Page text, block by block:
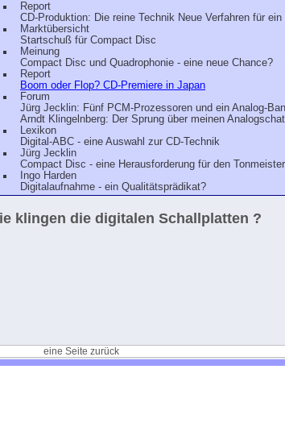
Report
CD-Produktion: Die reine Technik Neue Verfahren für
Marktübersicht
Startschuß für Compact Disc
Meinung
Compact Disc und Quadrophonie - eine neue Chance?
Report
Boom oder Flop? CD-Premiere in Japan
Forum
Jürg Jecklin: Fünf PCM-Prozessoren und ein Analog-
Arndt Klingelnberg: Der Sprung über meinen
Lexikon
Digital-ABC - eine Auswahl zur CD-Technik
Jürg Jecklin
Compact Disc - eine Herausforderung für den Tonmeister
Ingo Harden
Digitalaufnahme - ein Qualitätsprädikat?
klingen die digitalen Schallplatten ?
eine Seite zurück